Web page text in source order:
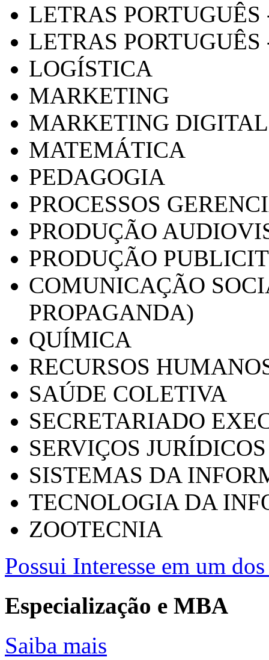
LETRAS
LETRAS PORTUGUÊS
LOGÍSTICA
MARKETING
MARKETING DIGITAL
MATEMÁTICA
PEDAGOGIA
PROCESSOS
PRODUÇÃO
PRODUÇÃO
COMUNICAÇÃO
PROPAGANDA)
QUÍMICA
RECURSOS
SAÚDE COLETIVA
SECRETARIADO
SERVIÇOS
SISTEMAS DA
TECNOLOGIA DA
ZOOTECNIA
Possui Interesse em um
Especialização e MBA
Saiba mais